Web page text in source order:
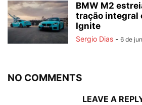
BMW M2
tração integral
Ignite
Sergio Dias - 6 de
NO COMMENTS
LEAVE A